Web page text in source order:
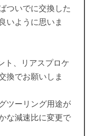
ついでに交換した
いように思いま
ト、リアスプロケ
換でお願いしま
ツーリング用途が
な減速比に変更で